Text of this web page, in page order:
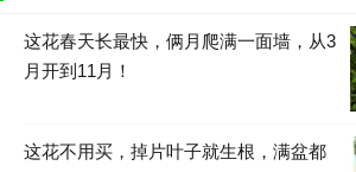
这花春天长最快，俩月爬满一面墙，从3
月开到11月！
这花不用买，掉片叶子就生根，满盆都